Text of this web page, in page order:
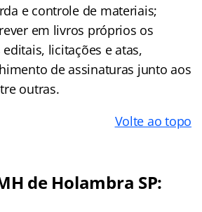
e controle de materiais;
em livros próprios os
licitações e atas,
de assinaturas junto aos
outras.
Volte ao topo
de Holambra SP: